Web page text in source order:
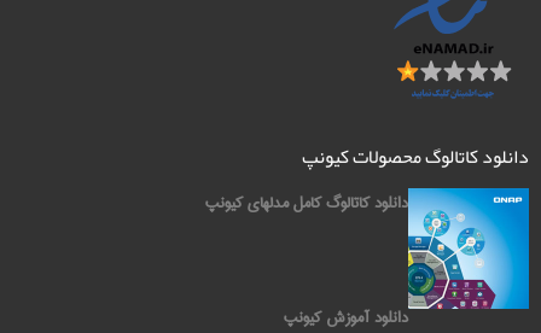
دانلود کاتالوگ محصولات کیونپ
دانلود کاتالوگ کامل مدلهای کیونپ
دانلود آموزش کیونپ